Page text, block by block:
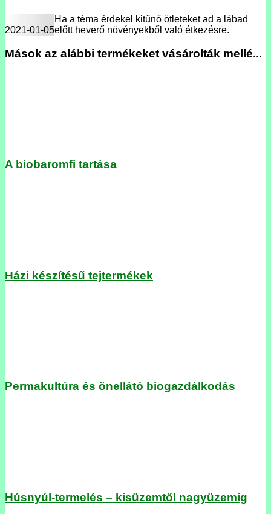
2021-01-05
Ha a téma érdekel kitűnő ötleteket ad a lábad
előtt heverő növényekből való étkezésre.
Mások az alábbi termékeket vásárolták mellé...
A biobaromfi tartása
Házi készítésű tejtermékek
Permakultúra és önellátó biogazdálkodás
Húsnyúl-termelés – kisüzemtől nagyüzemig